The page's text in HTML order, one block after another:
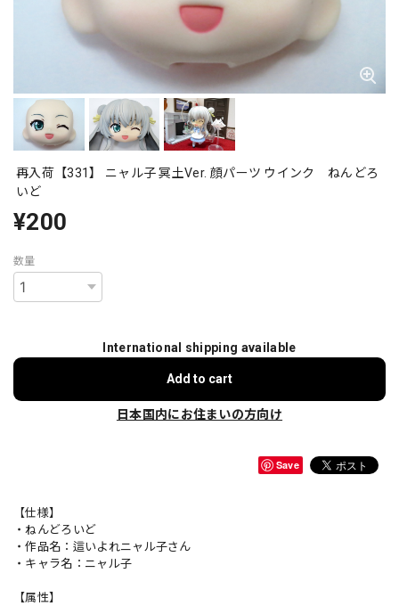
再入荷【331】 ニャル子 冥土Ver. 顔パーツ ウインク ねんどろ
いど
¥200
数量
International shipping available
Add to cart
日本国内にお住まいの方向け
Save
【仕様】
・ねんどろいど
・作品名：這いよれニャル子さん
・キャラ名：ニャル子
【属性】